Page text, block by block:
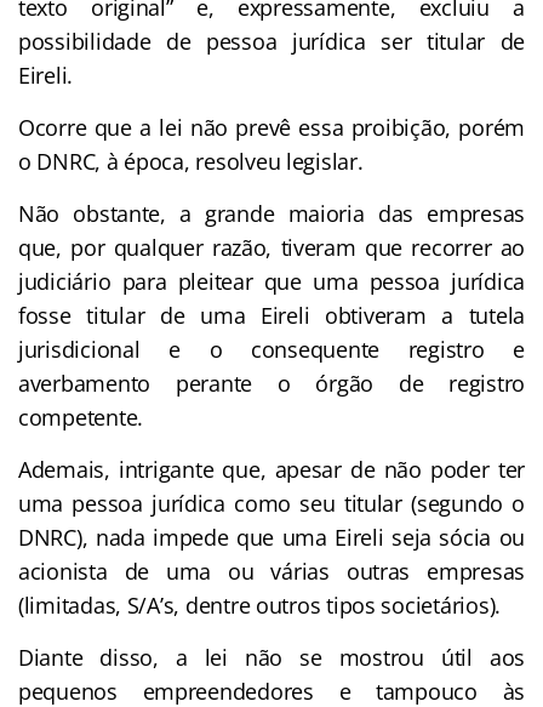
texto original” e, expressamente, excluiu a
possibilidade de pessoa jurídica ser titular de
Eireli.
Ocorre que a lei não prevê essa proibição, porém
o DNRC, à época, resolveu legislar.
Não obstante, a grande maioria das empresas
que, por qualquer razão, tiveram que recorrer ao
judiciário para pleitear que uma pessoa jurídica
fosse titular de uma Eireli obtiveram a tutela
jurisdicional e o consequente registro e
averbamento perante o órgão de registro
competente.
Ademais, intrigante que, apesar de não poder ter
uma pessoa jurídica como seu titular (segundo o
DNRC), nada impede que uma Eireli seja sócia ou
acionista de uma ou várias outras empresas
(limitadas, S/A’s, dentre outros tipos societários).
Diante disso, a lei não se mostrou útil aos
pequenos empreendedores e tampouco às